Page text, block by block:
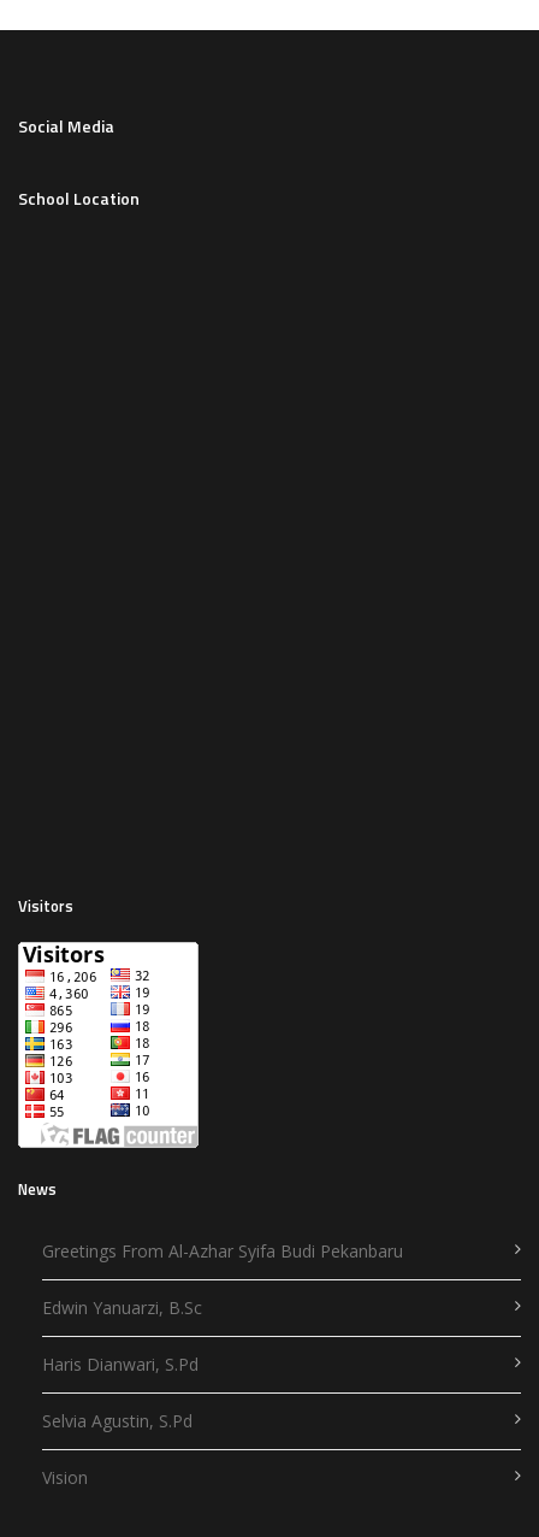
Social Media
School Location
Visitors
News
Greetings From Al-Azhar Syifa Budi Pekanbaru
Edwin Yanuarzi, B.Sc
Haris Dianwari, S.Pd
Selvia Agustin, S.Pd
Vision